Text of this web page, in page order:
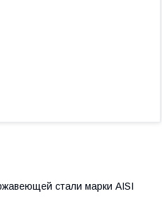
стали марки AISI